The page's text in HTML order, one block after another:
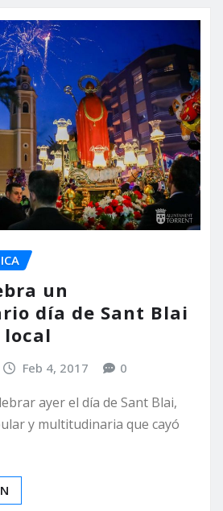
un
día de Sant Blai
Feb 4, 2017 0
ayer el día de Sant Blai,
y multitudinaria que cayó